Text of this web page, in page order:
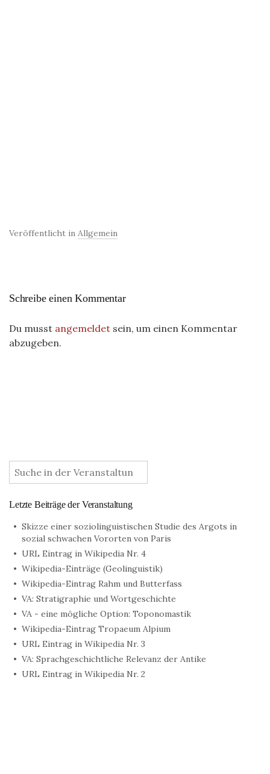
Veröffentlicht in Allgemein
Schreibe einen Kommentar
Du musst angemeldet sein, um einen Kommentar
abzugeben.
:
Letzte Beiträge der Veranstaltung
Skizze einer soziolinguistischen Studie des Argots in
sozial schwachen Vororten von Paris
URL Eintrag in Wikipedia Nr. 4
Wikipedia-Einträge (Geolinguistik)
Wikipedia-Eintrag Rahm und Butterfass
VA: Stratigraphie und Wortgeschichte
VA - eine mögliche Option: Toponomastik
Wikipedia-Eintrag Tropaeum Alpium
URL Eintrag in Wikipedia Nr. 3
VA: Sprachgeschichtliche Relevanz der Antike
URL Eintrag in Wikipedia Nr. 2